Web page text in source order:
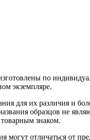
по
экземпляре.
для их различия и
образцов не
знаком.
могут отличаться от